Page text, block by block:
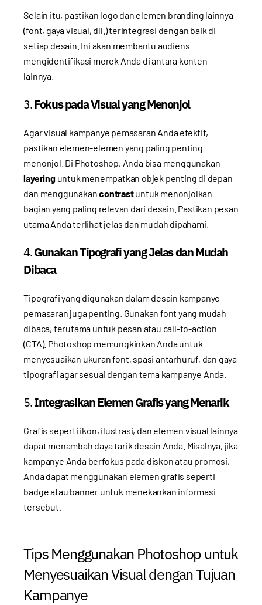
Selain itu, pastikan logo dan elemen branding lainnya
(font, gaya visual, dll.) terintegrasi dengan baik di
setiap desain. Ini akan membantu audiens
mengidentifikasi merek Anda di antara konten
lainnya.
3.Fokus pada Visual yang Menonjol
Agar visual kampanye pemasaran Anda efektif,
pastikan elemen-elemen yang paling penting
menonjol. Di Photoshop, Anda bisa menggunakan
layeringuntuk menempatkan objek penting di depan
dan menggunakancontrastuntuk menonjolkan
bagian yang paling relevan dari desain. Pastikan pesan
utama Anda terlihat jelas dan mudah dipahami.
4.Gunakan Tipografi yang Jelas dan Mudah
Dibaca
Tipografi yang digunakan dalam desain kampanye
pemasaran juga penting. Gunakan font yang mudah
dibaca, terutama untuk pesan atau call-to-action
(CTA). Photoshop memungkinkan Anda untuk
menyesuaikan ukuran font, spasi antarhuruf, dan gaya
tipografi agar sesuai dengan tema kampanye Anda.
5.Integrasikan Elemen Grafis yang Menarik
Grafis seperti ikon, ilustrasi, dan elemen visual lainnya
dapat menambah daya tarik desain Anda. Misalnya, jika
kampanye Anda berfokus pada diskon atau promosi,
Anda dapat menggunakan elemen grafis seperti
badge atau banner untuk menekankan informasi
tersebut.
Tips Menggunakan Photoshop untuk
Menyesuaikan Visual dengan Tujuan
Kampanye